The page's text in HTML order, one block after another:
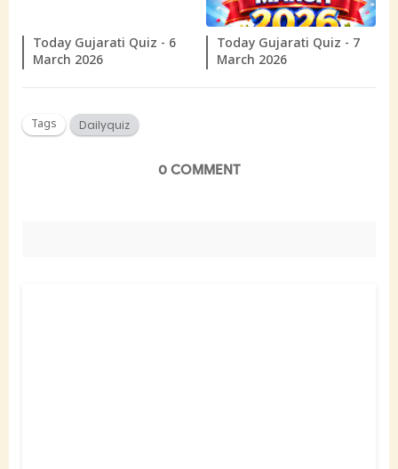
Today Gujarati Quiz - 6
March 2026
Today Gujarati Quiz - 7
March 2026
Tags Dailyquiz
0 COMMENT